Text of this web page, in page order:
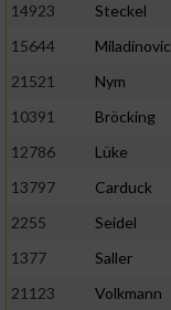
14923
Steckel
15644
Miladinovic
21521
Nym
10391
Bröcking
12786
Lüke
13797
Carduck
2255
Seidel
1377
Saller
21123
Volkmann